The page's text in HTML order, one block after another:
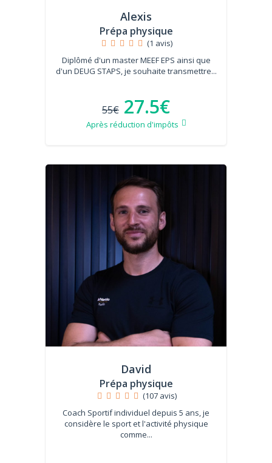
Alexis
Prépa physique
(1 avis)
Diplômé d'un master MEEF EPS ainsi que
d'un DEUG STAPS, je souhaite transmettre...
55€ 27.5€
Après réduction d'impôts
David
Prépa physique
(107 avis)
Coach Sportif individuel depuis 5 ans, je
considère le sport et l'activité physique
comme...